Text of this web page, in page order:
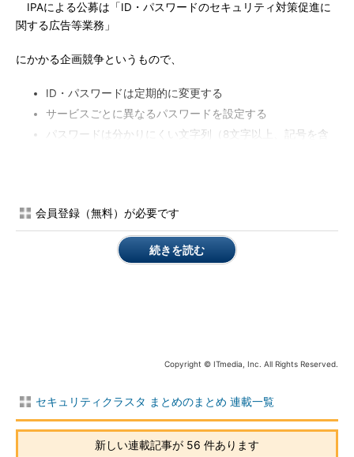
IPAによる公募は「ID・パスワードのセキュリティ対策促進に
関する広告等業務」
にかかる企画競争というもので、
ID・パスワードは定期的に変更する
サービスごとに異なるパスワードを設定する
パスワードは分かりにくい文字列（8文字以上、記号を含
た。
これに対し、パスワードの定期変更にはちょっと一家言あるセ
会員登録（無料）が必要です
続きを読む
Copyright © ITmedia, Inc. All Rights Reserved.
セキュリティクラスタ まとめのまとめ 連載一覧
新しい連載記事が 56 件あります